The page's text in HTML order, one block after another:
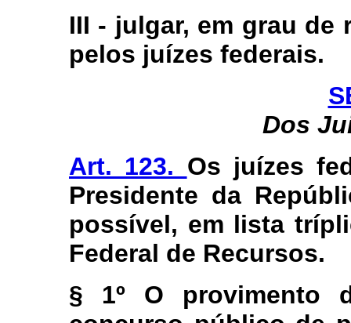
III - julgar, em grau de
pelos juízes federais.
Dos
Art. 123. Os juízes
Presidente da
possível, em lista
Federal de Recursos.
§ 1º O provimento